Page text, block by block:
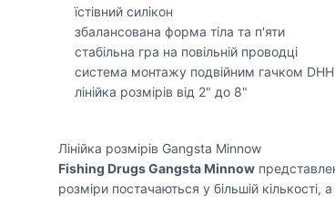
їстівний силікон
збалансована форма тіла та п'яти
стабільна гра на повільній проводці
система монтажу подвійним гачком
лінійка розмірів від 2" до 8"
Лінійка розмірів Gangsta Minnow
Fishing Drugs Gangsta Minnow
розміри постачаються у більшій кількості,